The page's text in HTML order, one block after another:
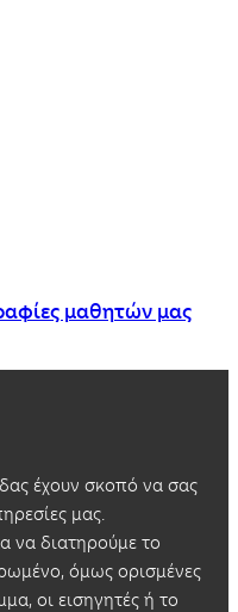
μαθητών μας
έχουν σκοπό να σας
μας.
να διατηρούμε το
όμως ορισμένες
οι εισηγητές ή το